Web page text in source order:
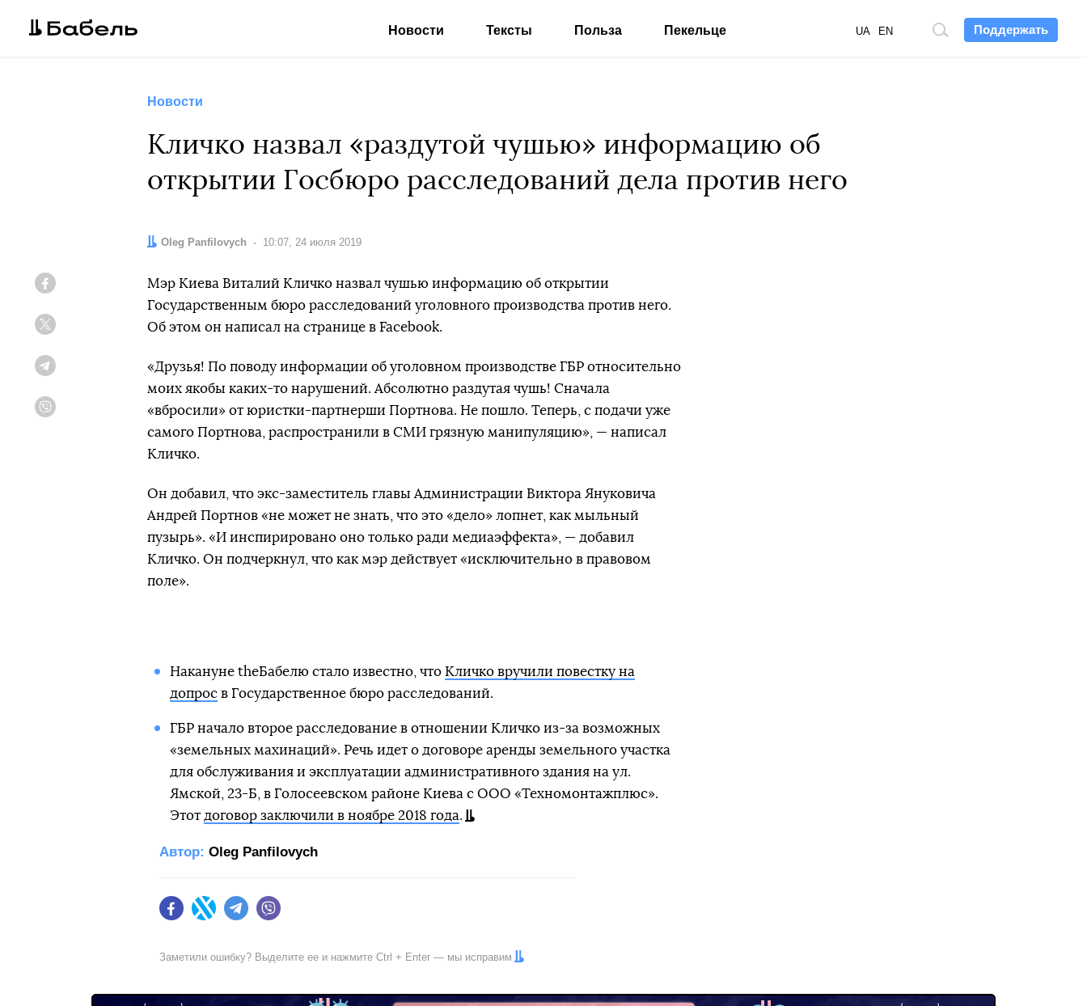
Поддержать
Поиск
UA EN
Новости Тексты Польза Пекельце
Новости
Кличко назвал «раздутой чушью» информацию об
открытии Госбюро расследований дела против него
Автор:
Oleg Panfilovych Дата:
10:07, 24 июля 2019
Мэр Киева Виталий Кличко назвал чушью информацию об открытии
Государственным бюро расследований уголовного производства против него.
Об этом он написал на странице в Facebook.
«Друзья! По поводу информации об уголовном производстве ГБР относительно
моих якобы каких-то нарушений. Абсолютно раздутая чушь! Сначала
«вбросили» от юристки-партнерши Портнова. Не пошло. Теперь, с подачи уже
самого Портнова, распространили в СМИ грязную манипуляцию», — написал
Кличко.
Он добавил, что экс-заместитель главы Администрации Виктора Януковича
Андрей Портнов «не может не знать, что это «дело» лопнет, как мыльный
пузырь». «И инспирировано оно только ради медиаэффекта», — добавил
Кличко. Он подчеркнул, что как мэр действует «исключительно в правовом
поле».
Накануне theБабелю стало известно, что Кличко вручили повестку на
допросв Государственное бюро расследований.
ГБР начало второе расследование в отношении Кличко из-за возможных
«земельных махинаций». Речь идет о договоре аренды земельного участка
для обслуживания и эксплуатации административного здания на ул.
Ямской, 23-Б, в Голосеевском районе Киева с ООО «Техномонтажплюс».
Этот договор заключили в ноябре 2018 года.
Автор: Oleg Panfilovych
FacebookTwitter Telegram
Заметили ошибку? Выделите ее и нажмите Ctrl + Enter — мы исправим